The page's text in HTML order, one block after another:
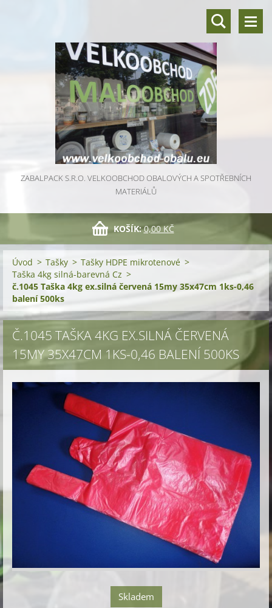
ZABALPACK S.R.O. VELKOOBCHOD OBALOVÝCH A SPOTŘEBNÍCH
MATERIÁLŮ
KOŠÍK: 0,00 KČ
Úvod > Tašky > Tašky HDPE mikrotenové >
Taška 4kg silná-barevná Cz >
č.1045 Taška 4kg ex.silná červená 15my 35x47cm 1ks-0,46
balení 500ks
Č.1045 TAŠKA 4KG EX.SILNÁ ČERVENÁ
15MY 35X47CM 1KS-0,46 BALENÍ 500KS
Skladem